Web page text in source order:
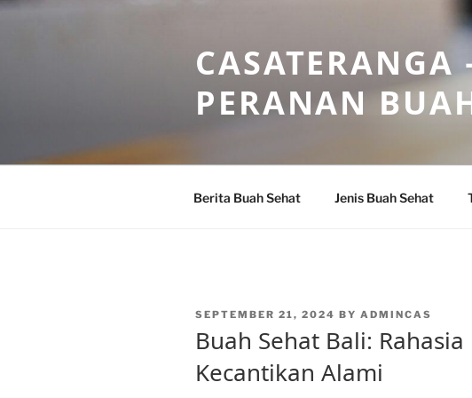
Skip
PERANAN
Berita Buah Sehat Jenis Buah Sehat
POSTED
SEPTEMBER 21, 2024 BY ADMINCAS
Buah Sehat Bali:
Kecantikan Alami